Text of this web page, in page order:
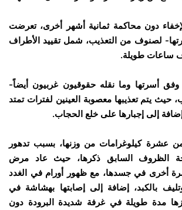
دون محاكمة ثمانية أشهر أخرى، تعرضت
لصنوف من التعذيب، شمل تقييد الأطراف
ساعات طويلة.
أسرتها وما نقله حقوقيون غربيون أيضاً-
حيث يتم تعذيبها معصوبة العينين لفترات تمتد
عشرة كيلوغرامات من وزنها، بسبب تدهور
الظروف السابق ذكرها، حيث عاد مرض
أخرى في جسدها، مع ظهور أورام في الغدد
بالكبد، إضافة إلى إصابتها بهشاشة في
مدة طويلة في غرفة شديدة البرودة دون